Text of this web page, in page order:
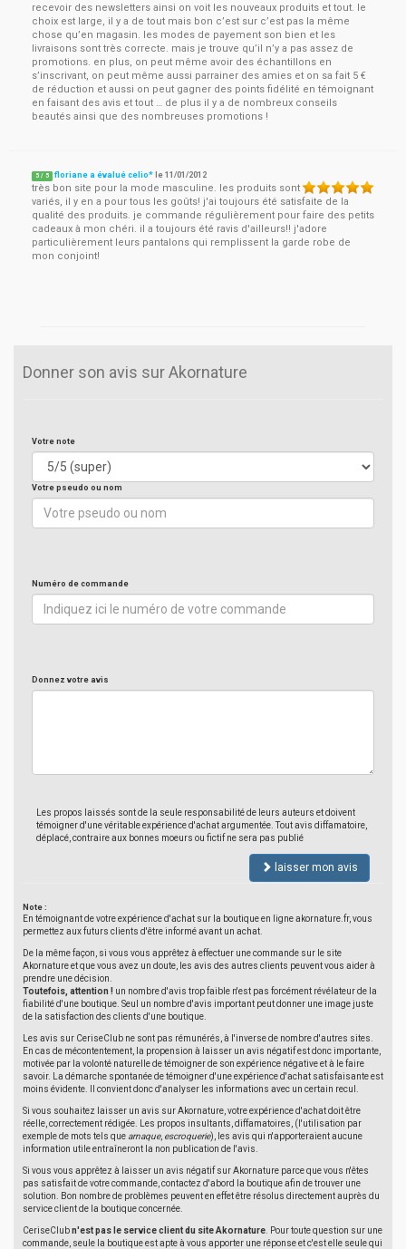
recevoir des newsletters ainsi on voit les nouveaux produits et tout. le
choix est large, il y a de tout mais bon c’est sur c’est pas la même
chose qu’en magasin. les modes de payement son bien et les
livraisons sont très correcte. mais je trouve qu’il n’y a pas assez de
promotions. en plus, on peut même avoir des échantillons en
s’inscrivant, on peut même aussi parrainer des amies et on sa fait 5 €
de réduction et aussi on peut gagner des points fidélité en témoignant
en faisant des avis et tout … de plus il y a de nombreux conseils
beautés ainsi que des nombreuses promotions !
5 / 5 floriane a évalué celio* le11/01/2012
très bon site pour la mode masculine. les produits sont
variés, il y en a pour tous les goûts! j'ai toujours été satisfaite de la
qualité des produits. je commande régulièrement pour faire des petits
cadeaux à mon chéri. il a toujours été ravis d'ailleurs!! j'adore
particulièrement leurs pantalons qui remplissent la garde robe de
mon conjoint!
Donner son avis sur Akornature
Votre note
Votre pseudo ou nom
Numéro de commande
Donnez votre avis
Les propos laissés sont de la seule responsabilité de leurs auteurs et doivent
témoigner d'une véritable expérience d'achat argumentée. Tout avis diffamatoire,
déplacé, contraire aux bonnes moeurs ou fictif ne sera pas publié
laisser mon avis
Note :
En témoignant de votre expérience d'achat sur la boutique en ligne akornature.fr, vous
permettez aux futurs clients d'être informé avant un achat.
De la même façon, si vous vous apprêtez à effectuer une commande sur le site
Akornature et que vous avez un doute, les avis des autres clients peuvent vous aider à
prendre une décision.
Toutefois, attention ! un nombre d'avis trop faible n'est pas forcément révélateur de la
fiabilité d'une boutique. Seul un nombre d'avis important peut donner une image juste
de la satisfaction des clients d'une boutique.
Les avis sur CeriseClub ne sont pas rémunérés, à l'inverse de nombre d'autres sites.
En cas de mécontentement, la propension à laisser un avis négatif est donc importante,
motivée par la volonté naturelle de témoigner de son expérience négative et à le faire
savoir. La démarche spontanée de témoigner d'une expérience d'achat satisfaisante est
moins évidente. Il convient donc d'analyser les informations avec un certain recul.
Si vous souhaitez laisser un avis sur Akornature, votre expérience d'achat doit être
réelle, correctement rédigée. Les propos insultants, diffamatoires, (l'utilisation par
exemple de mots tels que arnaque, escroquerie), les avis qui n'apporteraient aucune
information utile entraîneront la non publication de l'avis.
Si vous vous apprêtez à laisser un avis négatif sur Akornature parce que vous n'êtes
pas satisfait de votre commande, contactez d'abord la boutique afin de trouver une
solution. Bon nombre de problèmes peuvent en effet être résolus directement auprès du
service client de la boutique concernée.
CeriseClubn'est pas le service client du site Akornature . Pour toute question sur une
commande, seule la boutique est apte à vous apporter une réponse et c'est elle seule qui